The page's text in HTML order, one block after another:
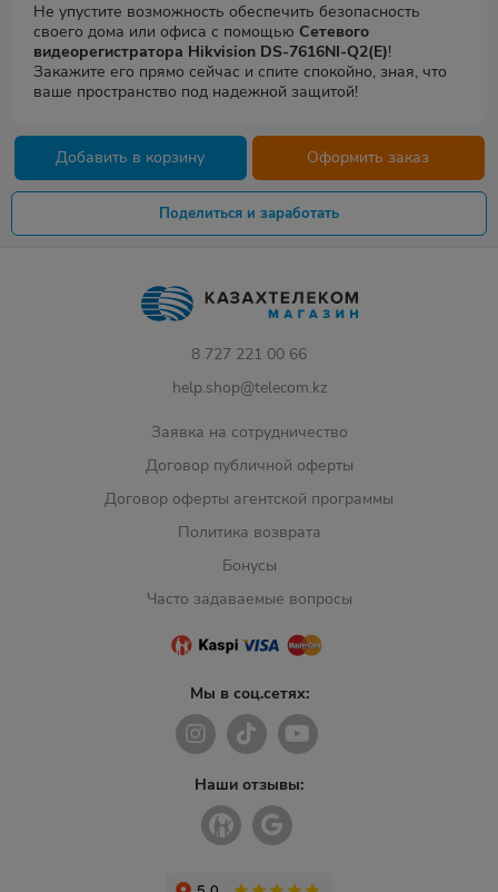
Не упустите возможность обеспечить безопасность
своего дома или офиса с помощью Сетевого
видеорегистратора Hikvision DS-7616NI-Q2(E)!
Закажите его прямо сейчас и спите спокойно, зная, что
ваше пространство под надежной защитой!
Добавить в корзину Оформить заказ
Поделиться и заработать
8 727 221 00 66
help.shop@telecom.kz
Заявка на сотрудничество
Договор публичной оферты
Договор оферты агентской программы
Политика возврата
Бонусы
Часто задаваемые вопросы
Мы в соц.сетях:
Наши отзывы: